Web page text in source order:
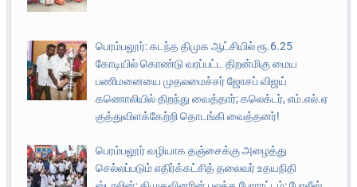
பெரம்பலூர்: கடந்த திமுக ஆட்சியில் ரூ.6.25
கோடியில் கொண்டு வரப்பட்ட திறன்மிகு மைய
பணிமனையை முதலமைச்சர் ஜோசப் விஜய்
கணொலியில் திறந்து வைத்தார்; கலெக்டர், எம்.எல்.ஏ
குத்துவிளக்கேற்றி தொடங்கி வைத்தனர்!
பெரம்பலூர் வழியாக தஞ்சைக்கு அழைத்து
செல்லப்படும் எதிர்க்கட்சித் தலைவர் உதயநிதி